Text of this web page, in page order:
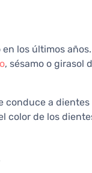
los últimos
, sésamo o girasol
conduce a
color de los